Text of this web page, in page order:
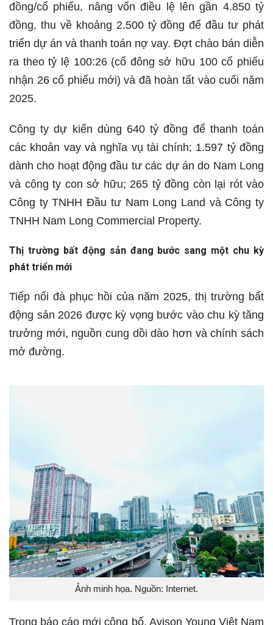
đồng/cổ phiếu, nâng vốn điều lệ lên gần 4.850 tỷ
đồng, thu về khoảng 2.500 tỷ đồng để đầu tư phát
triển dự án và thanh toán nợ vay. Đợt chào bán diễn
ra theo tỷ lệ 100:26 (cổ đông sở hữu 100 cổ phiếu
nhận 26 cổ phiếu mới) và đã hoàn tất vào cuối năm
2025.
Công ty dự kiến dùng 640 tỷ đồng để thanh toán
các khoản vay và nghĩa vụ tài chính; 1.597 tỷ đồng
dành cho hoạt động đầu tư các dự án do Nam Long
và công ty con sở hữu; 265 tỷ đồng còn lại rót vào
Công ty TNHH Đầu tư Nam Long Land và Công ty
TNHH Nam Long Commercial Property.
Thị trường bất động sản đang bước sang một chu kỳ
phát triển mới
Tiếp nối đà phục hồi của năm 2025, thị trường bất
động sản 2026 được kỳ vọng bước vào chu kỳ tăng
trưởng mới, nguồn cung dồi dào hơn và chính sách
mở đường.
Ảnh minh họa. Nguồn: Internet.
Trong báo cáo mới công bố, Avison Young Việt Nam